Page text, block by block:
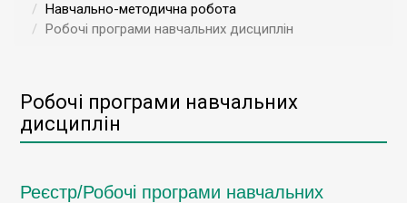
Навчально-методична робота
Робочі програми навчальних дисциплін
Робочі програми навчальних
дисциплін
Реєстр/Робочі програми навчальних